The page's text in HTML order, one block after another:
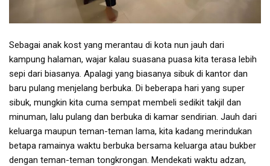
Sebagai anak kost yang merantau di kota nun jauh dari
kampung halaman, wajar kalau suasana puasa kita terasa lebih
sepi dari biasanya. Apalagi yang biasanya sibuk di kantor dan
baru pulang menjelang berbuka. Di beberapa hari yang super
sibuk, mungkin kita cuma sempat membeli sedikit takjil dan
minuman, lalu pulang dan berbuka di kamar sendirian. Jauh dari
keluarga maupun teman-teman lama, kita kadang merindukan
betapa ramainya waktu berbuka bersama keluarga atau bukber
dengan teman-teman tongkrongan. Mendekati waktu adzan,